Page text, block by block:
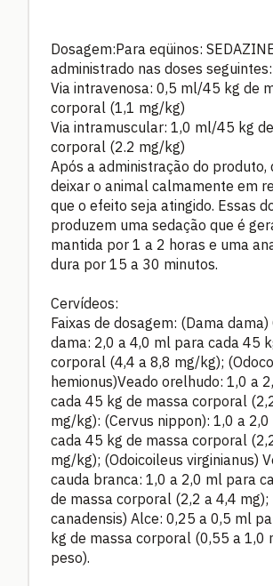
Dosagem:Para eqüinos:
administrado nas doses seguintes:
Via intravenosa: 0,5 ml/45 kg de
corporal (1,1 mg/kg)
Via intramuscular: 1,0 ml/45 kg
corporal (2.2 mg/kg)
Após a administração do produto,
deixar o animal calmamente em
que o efeito seja atingido. Essas
produzem uma sedação que é
mantida por 1 a 2 horas e uma
dura por 15 a 30 minutos.
Cervídeos:
Faixas de dosagem: (Dama dama)
dama: 2,0 a 4,0 ml para cada 45
corporal (4,4 a 8,8 mg/kg);
hemionus)Veado orelhudo: 1,0 a
cada 45 kg de massa corporal
mg/kg): (Cervus nippon): 1,0 a
cada 45 kg de massa corporal
mg/kg); (Odoicoileus virginianus)
cauda branca: 1,0 a 2,0 ml para
de massa corporal (2,2 a 4,4 mg);
canadensis) Alce: 0,25 a 0,5 ml
kg de massa corporal (0,55 a 1,0
peso).